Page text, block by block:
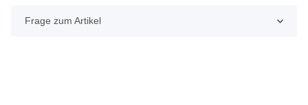
Frage zum Artikel